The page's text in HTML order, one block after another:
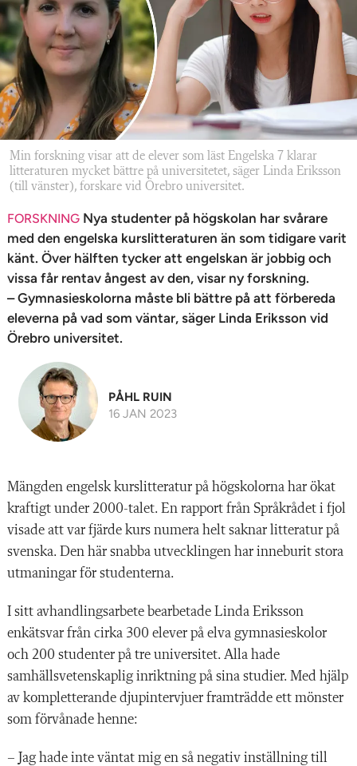
Min forskning visar att de elever som läst Engelska 7 klarar
litteraturen mycket bättre på universitetet, säger Linda Eriksson
(till vänster), forskare vid Örebro universitet.
FORSKNING Nya studenter på högskolan har svårare
med den engelska kurslitteraturen än som tidigare varit
känt. Över hälften tycker att engelskan är jobbig och
vissa får rentav ångest av den, visar ny forskning.
– Gymnasieskolorna måste bli bättre på att förbereda
eleverna på vad som väntar, säger Linda Eriksson vid
Örebro universitet.
PÅHL RUIN
16 JAN 2023
Mängden engelsk kurslitteratur på högskolorna har ökat
kraftigt under 2000-talet. En rapport från Språkrådet i fjol
visade att var fjärde kurs numera helt saknar litteratur på
svenska. Den här snabba utvecklingen har inneburit stora
utmaningar för studenterna.
I sitt avhandlingsarbete bearbetade Linda Eriksson
enkätsvar från cirka 300 elever på elva gymnasieskolor
och 200 studenter på tre universitet. Alla hade
samhällsvetenskaplig inriktning på sina studier. Med hjälp
av kompletterande djupintervjuer framträdde ett mönster
som förvånade henne:
– Jag hade inte väntat mig en så negativ inställning till